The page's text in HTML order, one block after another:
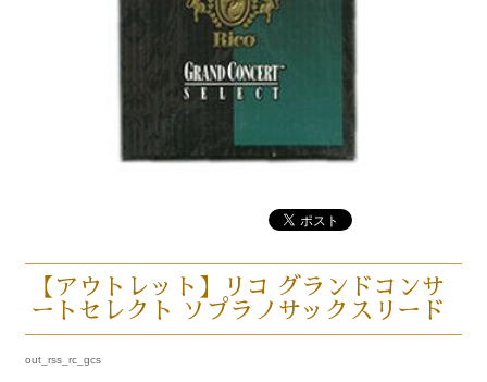
【アウトレット】リコ グランドコンサ
ートセレクト ソプラノサックスリード
out_rss_rc_gcs